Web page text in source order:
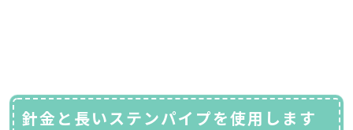
針金と長いステンパイプを使用します